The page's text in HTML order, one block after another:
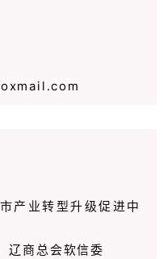
产业转型升级促进中
辽商总会软信委